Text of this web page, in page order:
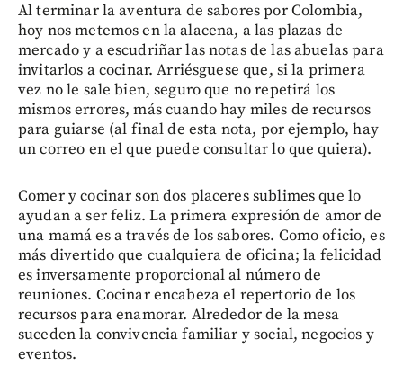
Al terminar la aventura de sabores por Colombia,
hoy nos metemos en la alacena, a las plazas de
mercado y a escudriñar las notas de las abuelas para
invitarlos a cocinar. Arriésguese que, si la primera
vez no le sale bien, seguro que no repetirá los
mismos errores, más cuando hay miles de recursos
para guiarse (al final de esta nota, por ejemplo, hay
un correo en el que puede consultar lo que quiera).
Comer y cocinar son dos placeres sublimes que lo
ayudan a ser feliz. La primera expresión de amor de
una mamá es a través de los sabores. Como oficio, es
más divertido que cualquiera de oficina; la felicidad
es inversamente proporcional al número de
reuniones. Cocinar encabeza el repertorio de los
recursos para enamorar. Alrededor de la mesa
suceden la convivencia familiar y social, negocios y
eventos.